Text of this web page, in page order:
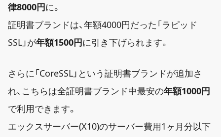
律8000円に。
証明書ブランドは、年額4000円だった「ラピッド
SSL」が年額1500円に引き下げられます。
さらに「CoreSSL」という証明書ブランドが追加さ
れ、こちらは全証明書ブランド中最安の年額1000円
で利用できます。
エックスサーバー(X10)のサーバー費用1ヶ月分以下